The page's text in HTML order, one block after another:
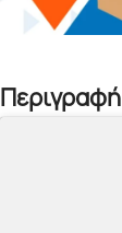
Περιγραφή